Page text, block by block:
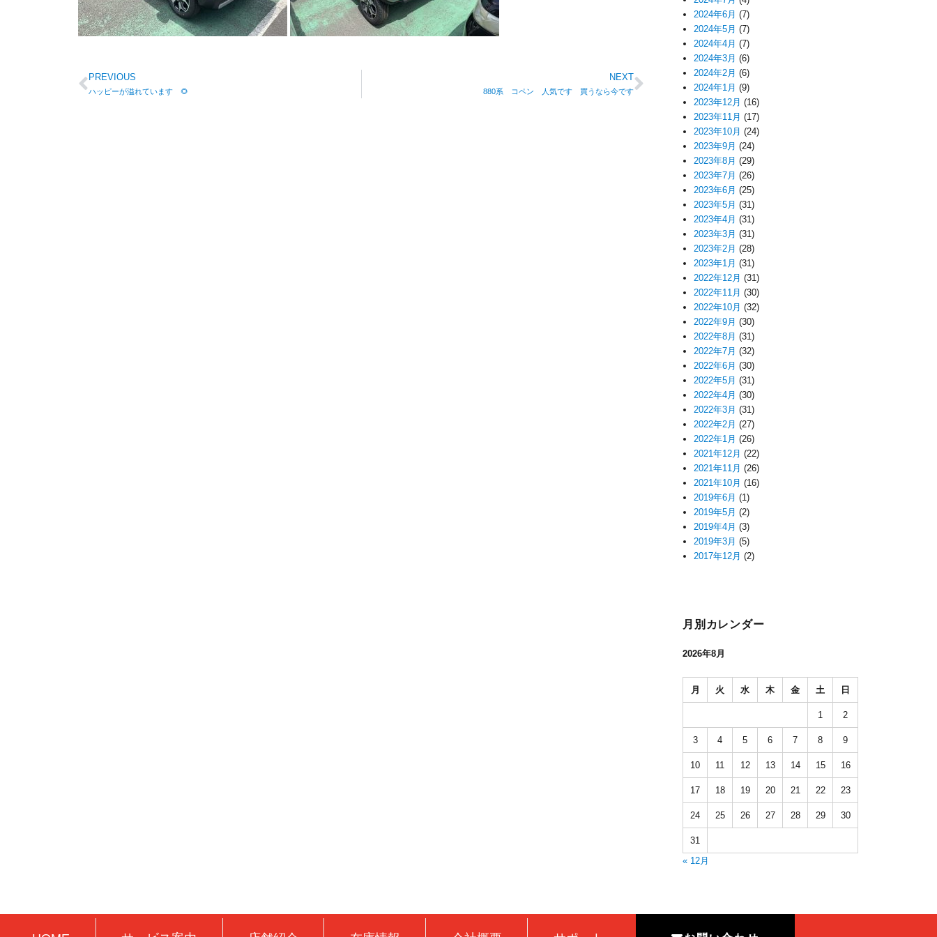
PREVIOUS
ハッピーが溢れています 🌻
NEXT
880系 コペン 人気です 買うなら今です
2024年6月 (7)
2024年5月 (7)
2024年4月 (7)
2024年3月 (6)
2024年2月 (6)
2024年1月 (9)
2023年12月 (16)
2023年11月 (17)
2023年10月 (24)
2023年9月 (24)
2023年8月 (29)
2023年7月 (26)
2023年6月 (25)
2023年5月 (31)
2023年4月 (31)
2023年3月 (31)
2023年2月 (28)
2023年1月 (31)
2022年12月 (31)
2022年11月 (30)
2022年10月 (32)
2022年9月 (30)
2022年8月 (31)
2022年7月 (32)
2022年6月 (30)
2022年5月 (31)
2022年4月 (30)
2022年3月 (31)
2022年2月 (27)
2022年1月 (26)
2021年12月 (22)
2021年11月 (26)
2021年10月 (16)
2019年6月 (1)
2019年5月 (2)
2019年4月 (3)
2019年3月 (5)
2017年12月 (2)
月別カレンダー
2026年8月
月 火 水 木 金 土 日
1 2
3 4 5 6 7 8 9
10 11 12 13 14 15 16
17 18 19 20 21 22 23
24 25 26 27 28 29 30
31
« 12月